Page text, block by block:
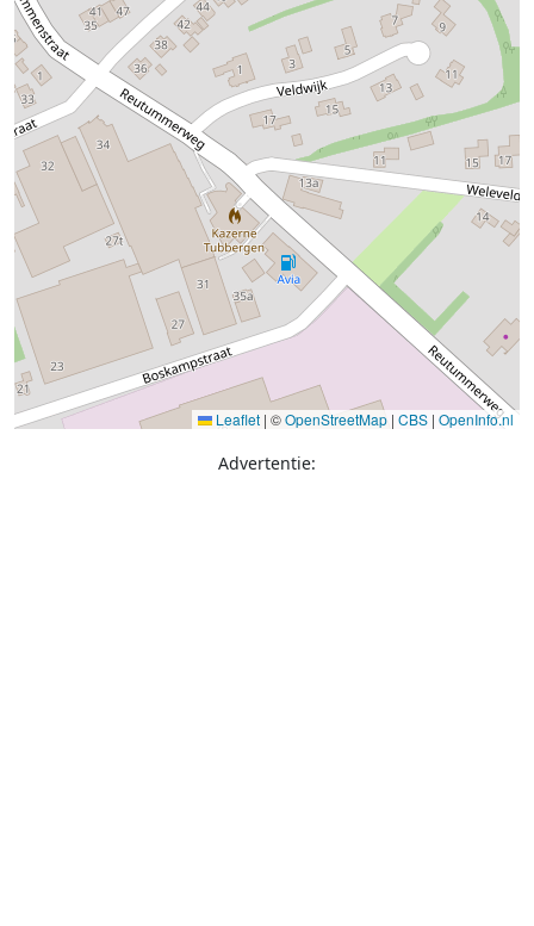
Leaflet | ©OpenStreetMap | CBS | OpenInfo.nl
Advertentie: